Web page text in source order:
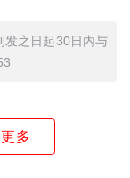
发之日起30日内与
多